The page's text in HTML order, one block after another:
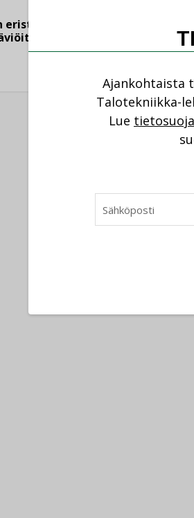
”Tulevat kilpailuedut
syntyvät, kun
Ajankohtaista
Talotekniikka-
Lue